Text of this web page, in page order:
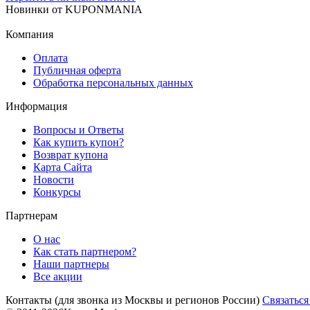
Новинки от KUPONMANIA
Компания
Оплата
Публичная оферта
Обработка персональных данных
Информация
Вопросы и Ответы
Как купить купон?
Возврат купона
Карта Сайта
Новости
Конкурсы
Партнерам
О нас
Как стать партнером?
Наши партнеры
Все акции
Контакты (для звонка из Москвы и регионов России)